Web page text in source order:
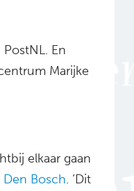
En
Marijke
elkaar gaan
Den Bosch. ‘Dit